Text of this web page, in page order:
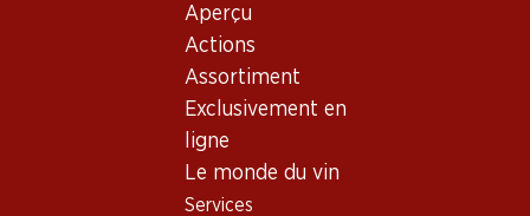
Aperçu
Actions
Assortiment
Exclusivement en
ligne
Le monde du vin
Services
Recto Verso
Comte de Terrefont Gigondas
Côtes du Rhône, 2023